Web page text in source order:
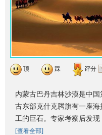
顶 踩 评分
内蒙古巴丹吉林沙漠是中
古东部克什克腾旗有一座
工的巨石。专家考察后发现
[查看全部]